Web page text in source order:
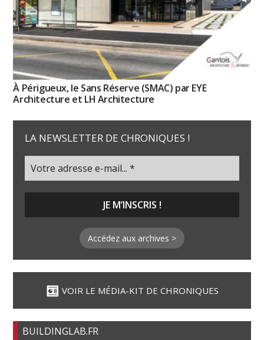
À Périgueux, le Sans Réserve (SMAC) par EYE
Architecture et LH Architecture
LA NEWSLETTER DE CHRONIQUES !
Accédez aux archives >
VOIR LE MÉDIA-KIT DE CHRONIQUES
BUILDINGLAB.FR